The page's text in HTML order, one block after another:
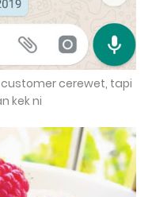
cerewet, tapi
kek ni